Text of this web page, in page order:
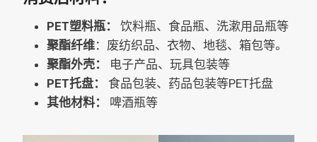
PET塑料瓶：
饮料瓶、食品瓶、洗漱用品瓶等
聚酯纤维：废纺织品、衣物、地毯、箱包等。
聚酯外壳：
电子产品、玩具包装等
PET托盘：
食品包装、药品包装等PET托盘
其他材料：
啤酒瓶等